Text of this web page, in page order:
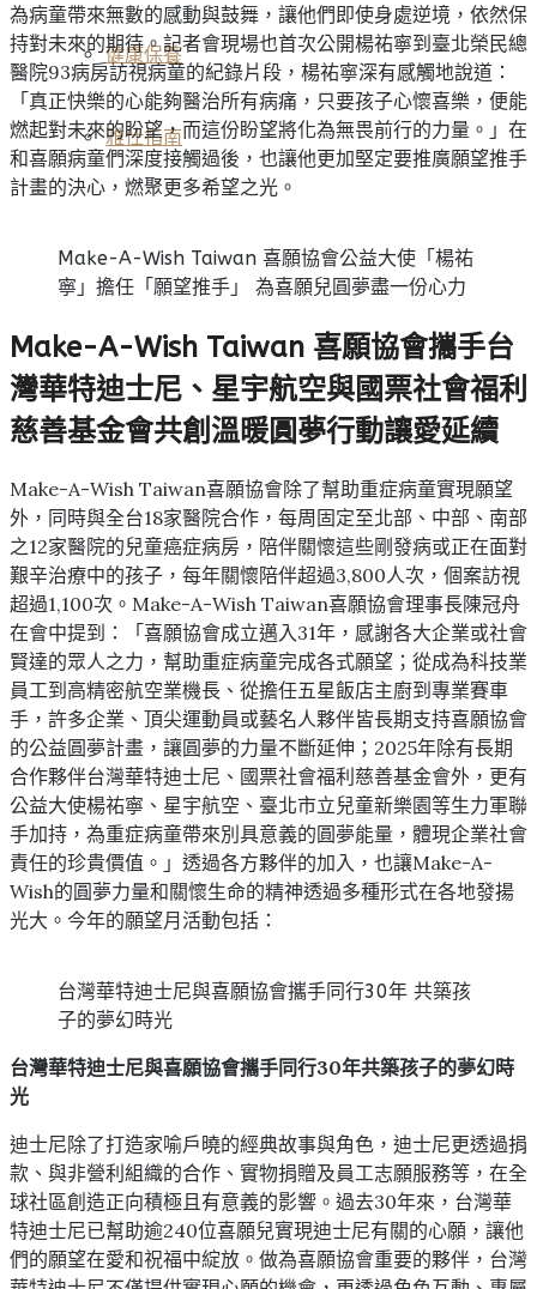
健康保養
雅仕指南
為病童帶來無數的感動與鼓舞，讓他們即使身處逆境，依然保
持對未來的期待。記者會現場也首次公開楊祐寧到臺北榮民總
醫院93病房訪視病童的紀錄片段，楊祐寧深有感觸地說道：
「真正快樂的心能夠醫治所有病痛，只要孩子心懷喜樂，便能
燃起對未來的盼望，而這份盼望將化為無畏前行的力量。」在
和喜願病童們深度接觸過後，也讓他更加堅定要推廣願望推手
計畫的決心，燃聚更多希望之光。
Make-A-Wish Taiwan 喜願協會公益大使「楊祐
寧」擔任「願望推手」 為喜願兒圓夢盡一份心力
Make-A-Wish Taiwan 喜願協會攜手台
灣華特迪士尼、星宇航空與國票社會福利
慈善基金會共創溫暖圓夢行動讓愛延續
Make-A-Wish Taiwan喜願協會除了幫助重症病童實現願望
外，同時與全台18家醫院合作，每周固定至北部、中部、南部
之12家醫院的兒童癌症病房，陪伴關懷這些剛發病或正在面對
艱辛治療中的孩子，每年關懷陪伴超過3,800人次，個案訪視
超過1,100次。Make-A-Wish Taiwan喜願協會理事長陳冠舟
在會中提到：「喜願協會成立邁入31年，感謝各大企業或社會
賢達的眾人之力，幫助重症病童完成各式願望；從成為科技業
員工到高精密航空業機長、從擔任五星飯店主廚到專業賽車
手，許多企業、頂尖運動員或藝名人夥伴皆長期支持喜願協會
的公益圓夢計畫，讓圓夢的力量不斷延伸；2025年除有長期
合作夥伴台灣華特迪士尼、國票社會福利慈善基金會外，更有
公益大使楊祐寧、星宇航空、臺北市立兒童新樂園等生力軍聯
手加持，為重症病童帶來別具意義的圓夢能量，體現企業社會
責任的珍貴價值。」透過各方夥伴的加入，也讓Make-A-
Wish的圓夢力量和關懷生命的精神透過多種形式在各地發揚
光大。今年的願望月活動包括：
台灣華特迪士尼與喜願協會攜手同行30年 共築孩
子的夢幻時光
台灣華特迪士尼與喜願協會攜手同行30年共築孩子的夢幻時
光
迪士尼除了打造家喻戶曉的經典故事與角色，迪士尼更透過捐
款、與非營利組織的合作、實物捐贈及員工志願服務等，在全
球社區創造正向積極且有意義的影響。過去30年來，台灣華
特迪士尼已幫助逾240位喜願兒實現迪士尼有關的心願，讓他
們的願望在愛和祝福中綻放。做為喜願協會重要的夥伴，台灣